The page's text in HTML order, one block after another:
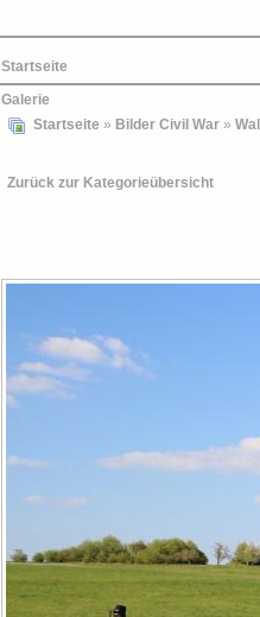
Startseite
Galerie
Startseite » Bilder Civil War »
Zurück zur Kategorieübersicht